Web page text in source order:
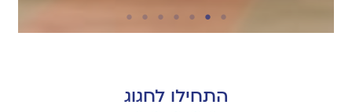
התחילו לחגוג